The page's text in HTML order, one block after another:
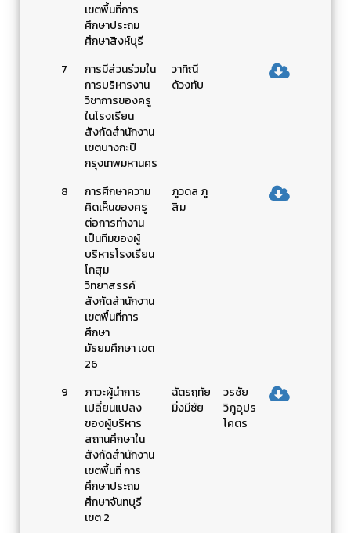
เขตพื้นที่การ
ศึกษาประถม
ศึกษาสิงห์บุรี
7
การมีส่วนร่วมใน
การบริหารงาน
วิชาการของครู
ในโรงเรียน
สังกัดสำนักงาน
เขตบางกะปิ
กรุงเทพมหานคร
วาทิณี
ด้วงทับ
8
การศึกษาความ
คิดเห็นของครู
ต่อการทำงาน
เป็นทีมของผู้
บริหารโรงเรียน
โกสุม
วิทยาสรรค์
สังกัดสำนักงาน
เขตพื้นที่การ
ศึกษา
มัธยมศึกษา เขต
26
ภูวดล ภู
สิม
9
ภาวะผู้นำการ
เปลี่ยนแปลง
ของผู้บริหาร
สถานศึกษาใน
สังกัดสำนักงาน
เขตพื้นที่ การ
ศึกษาประถม
ศึกษาจันทบุรี
เขต 2
ฉัตรฤทัย
มิ่งมีชัย
วรชัย
วิภูอุปร
โคตร